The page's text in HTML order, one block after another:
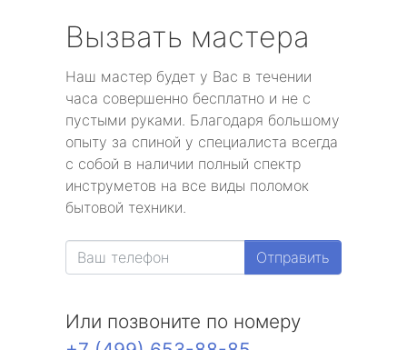
Вызвать мастера
Наш мастер будет у Вас в течении
часа совершенно бесплатно и не с
пустыми руками. Благодаря большому
опыту за спиной у специалиста всегда
с собой в наличии полный спектр
инструметов на все виды поломок
бытовой техники.
Отправить
Или позвоните по номеру